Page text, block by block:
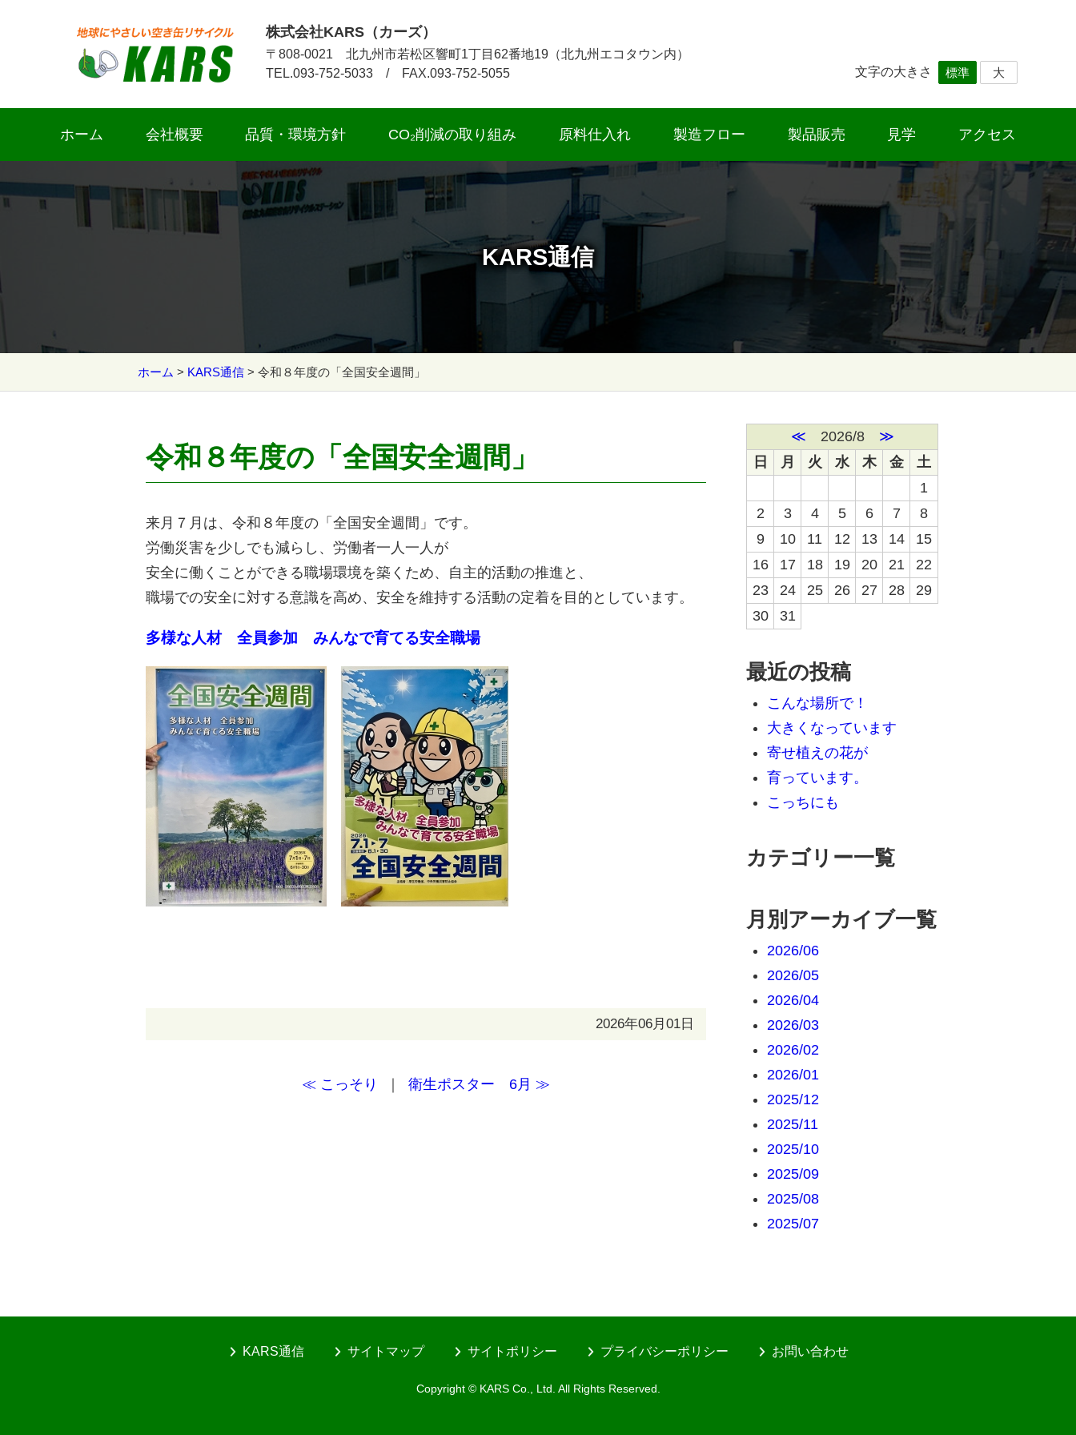
株式会社KARS（カーズ）
〒808-0021 北九州市若松区響町1丁目62番地19（北九州エコタウン内）
TEL.093-752-5033 / FAX.093-752-5055
文字の大きさ 標準 大
ホーム 会社概要 品質・環境方針 CO₂削減の取り組み 原料仕入れ 製造フロー 製品販売 見学 アクセス
KARS通信
ホーム > KARS通信 > 令和８年度の「全国安全週間」
令和８年度の「全国安全週間」
来月７月は、令和８年度の「全国安全週間」です。
労働災害を少しでも減らし、労働者一人一人が
安全に働くことができる職場環境を築くため、自主的活動の推進と、
職場での安全に対する意識を高め、安全を維持する活動の定着を目的としています。
多様な人材 全員参加 みんなで育てる安全職場
2026年06月01日
≪ こっそり ｜ 衛生ポスター 6月 ≫
≪ 2026/8 ≫
日
月 火 水 木 金
土
1
2
3 4 5 6 7
8
9
10 11 12 13 14
15
16
17 18 19 20 21
22
23
24 25 26 27 28
29
30
31
最近の投稿
こんな場所で！
大きくなっています
寄せ植えの花が
育っています。
こっちにも
カテゴリー一覧
月別アーカイブ一覧
2026/06
2026/05
2026/04
2026/03
2026/02
2026/01
2025/12
2025/11
2025/10
2025/09
2025/08
2025/07
KARS通信 サイトマップ サイトポリシー プライバシーポリシー お問い合わせ
Copyright © KARS Co., Ltd. All Rights Reserved.